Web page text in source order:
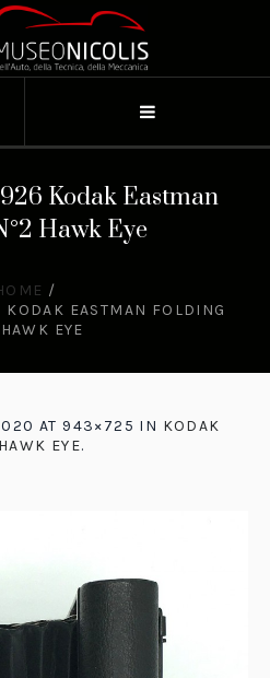
Kodak Eastman
Hawk Eye
/
EASTMAN FOLDING
EYE
AT 943×725 IN KODAK
EYE.